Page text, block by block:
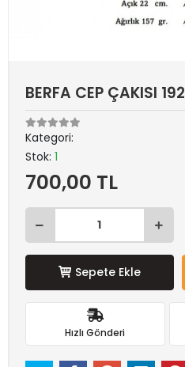
BERFA CEP ÇAKISI 192
Kategori:
Stok: 1
700,00 TL
Sepete Ekle
Hızlı Gönderi